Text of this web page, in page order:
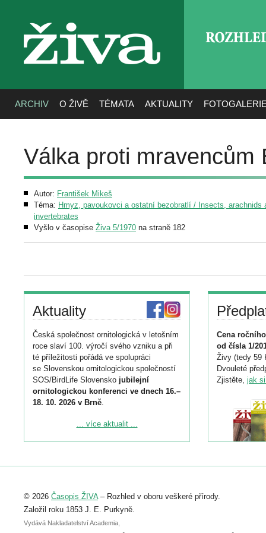
živa
ARCHIV O ŽIVĚ TÉMATA AKTUALITY
Válka proti mravencům
Autor: František Mikeš
Téma: Hmyz, pavoukovci a ostatní bezobratlí / Insects, arachnids
invertebrates
Vyšlo v časopise Živa 5/1970 na straně 182
Aktuality
Česká společnost ornitologická v letošním
roce slaví 100. výročí svého vzniku a při
té příležitosti pořádá ve spolupráci
se Slovenskou ornitologickou společností
SOS/BirdLife Slovensko jubilejní
ornitologickou konferenci ve dnech 16.–
18. 10. 2026 v Brně.
Podrobnější informace ke konferenci
Registrovat se můžete do 6. září.
abstraktu přihlášené přednášky nebo
posteru je už 30. června.
... více aktualit ...
Cena
od čísla 1/
Živy (tedy 59
Dvouleté
Zjistěte, jak
© 2026 Časopis ŽIVA– Rozhled v oboru veškeré přírody.
Založil roku 1853 J. E. Purkyně.
Vydává Nakladatelství Academia,